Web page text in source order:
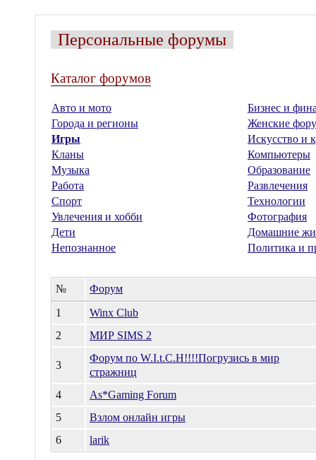
Персональные форумы
Каталог форумов
Авто и мото
Бизнес и
Города и регионы
Женские
Игры
Искусство и
Кланы
Компьютеры
Музыка
Образование
Работа
Развлечения
Спорт
Технологии
Увлечения и хобби
Фотография
Дети
Домашние
Непознанное
Политика и
№
Форум
1
Winx Club
2
МИР SIMS 2
3
Форум по W.I.t.C.H!!!!Погрузись в мир
стражниц
4
As*Gaming Forum
5
Взлом онлайн игры
6
larik